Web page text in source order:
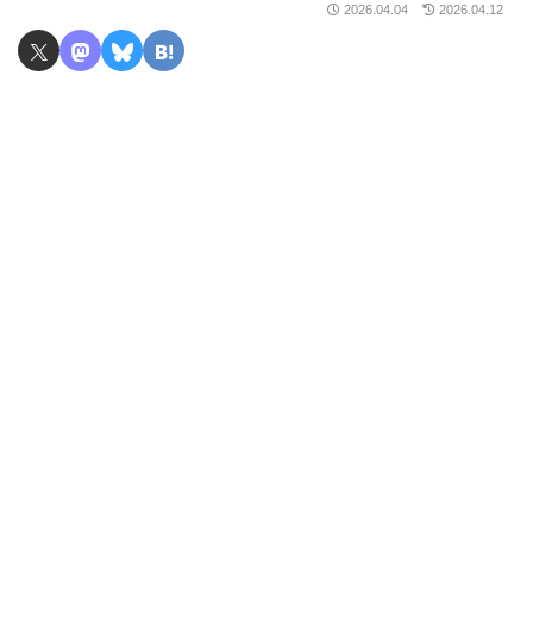
2026.04.04 2026.04.12